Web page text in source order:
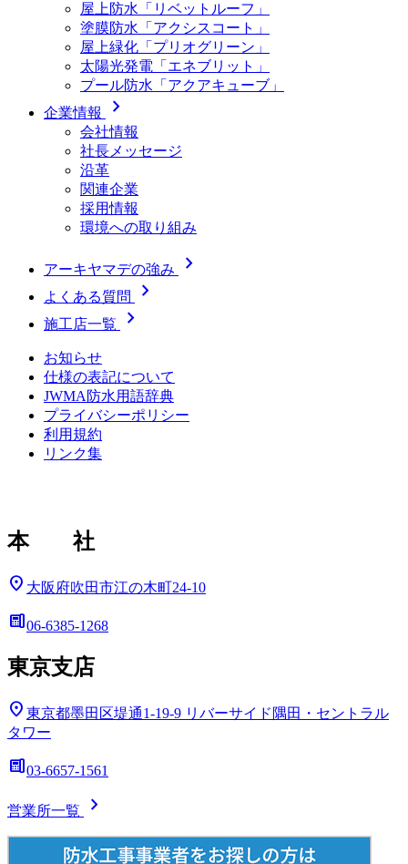
屋上防水「リベットルーフ」
塗膜防水「アクシスコート」
屋上緑化「プリオグリーン」
太陽光発電「エネブリット」
プール防水「アクアキューブ」
企業情報
chevron_right
会社情報
社長メッセージ
沿革
関連企業
採用情報
環境への取り組み
アーキヤマデの強み chevron_right
よくある質問 chevron_right
施工店一覧 chevron_right
お知らせ
仕様の表記について
JWMA防水用語辞典
プライバシーポリシー
利用規約
リンク集
本 社
location_on 大阪府吹田市江の木町24-10
deskphone06-6385-1268
東京支店
location_on 東京都墨田区堤通1-19-9 リバーサイド隅田・セントラル
タワー
deskphone03-6657-1561
営業所一覧 chevron_right